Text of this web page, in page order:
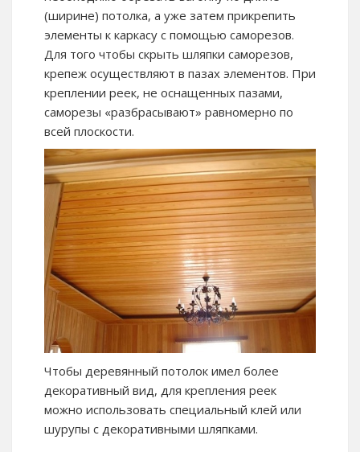
(ширине) потолка, а уже затем прикрепить
элементы к каркасу с помощью саморезов.
Для того чтобы скрыть шляпки саморезов,
крепеж осуществляют в пазах элементов. При
креплении реек, не оснащенных пазами,
саморезы «разбрасывают» равномерно по
всей плоскости.
Чтобы деревянный потолок имел более
декоративный вид, для крепления реек
можно использовать специальный клей или
шурупы с декоративными шляпками.